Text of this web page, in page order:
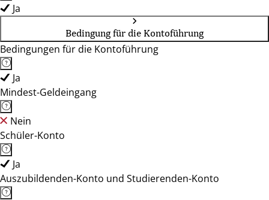
Ja
Bedingung für die Kontoführung
Bedingungen für die Kontoführung
Ja
Mindest-Geldeingang
Nein
Schüler-Konto
Ja
Auszubildenden-Konto und Studierenden-Konto